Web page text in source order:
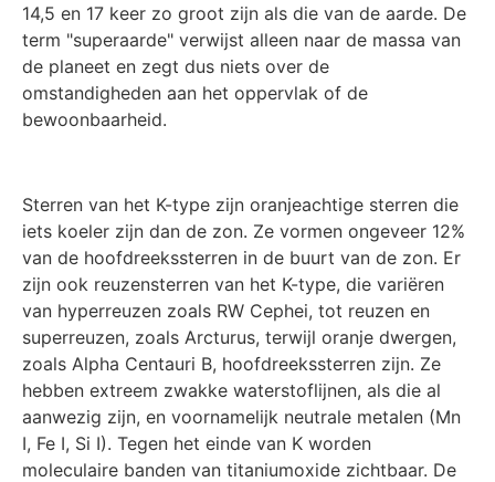
14,5 en 17 keer zo groot zijn als die van de aarde. De
term "superaarde" verwijst alleen naar de massa van
de planeet en zegt dus niets over de
omstandigheden aan het oppervlak of de
bewoonbaarheid.
Sterren van het K-type zijn oranjeachtige sterren die
iets koeler zijn dan de zon. Ze vormen ongeveer 12%
van de hoofdreekssterren in de buurt van de zon. Er
zijn ook reuzensterren van het K-type, die variëren
van hyperreuzen zoals RW Cephei, tot reuzen en
superreuzen, zoals Arcturus, terwijl oranje dwergen,
zoals Alpha Centauri B, hoofdreekssterren zijn. Ze
hebben extreem zwakke waterstoflijnen, als die al
aanwezig zijn, en voornamelijk neutrale metalen (Mn
I, Fe I, Si I). Tegen het einde van K worden
moleculaire banden van titaniumoxide zichtbaar. De